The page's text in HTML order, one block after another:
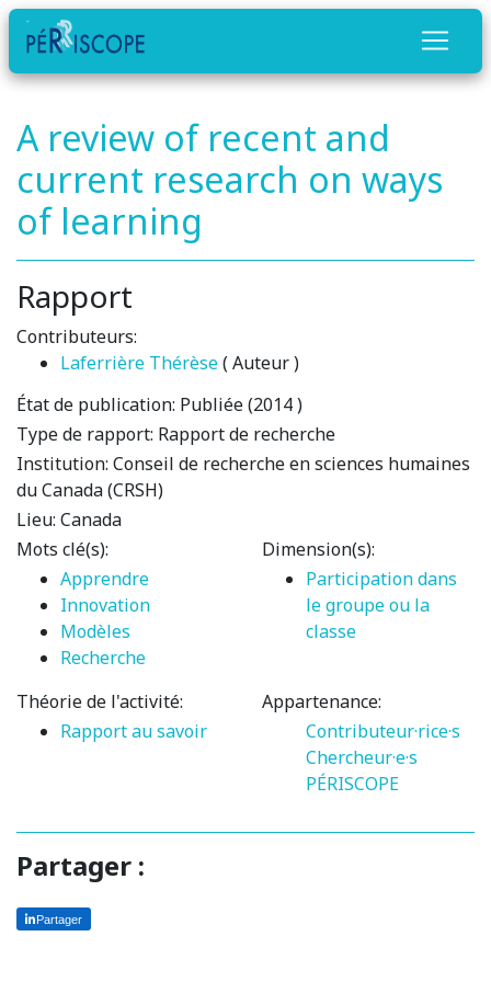
A review of recent and
current research on ways
of learning
Rapport
Contributeurs:
Laferrière Thérèse( Auteur )
État de publication: Publiée (2014 )
Type de rapport: Rapport de recherche
Institution: Conseil de recherche en sciences humaines
du Canada (CRSH)
Lieu: Canada
Mots clé(s):
Apprendre
Innovation
Modèles
Recherche
Dimension(s):
Participation dans
le groupe ou la
classe
Théorie de l'activité:
Rapport au savoir
Appartenance:
Contributeur·rice·s
Chercheur·e·s
PÉRISCOPE
Partager :
Partager